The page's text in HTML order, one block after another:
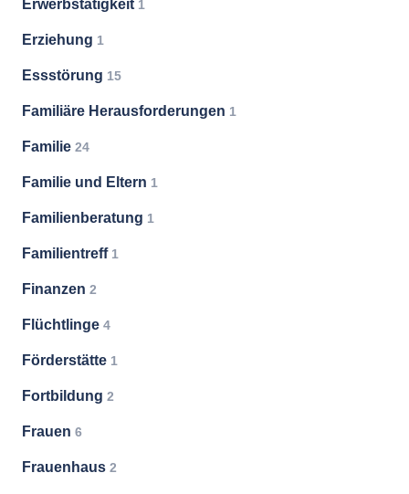
Erwerbstätigkeit 1
Erziehung 1
Essstörung 15
Familiäre Herausforderungen 1
Familie 24
Familie und Eltern 1
Familienberatung 1
Familientreff 1
Finanzen 2
Flüchtlinge 4
Förderstätte 1
Fortbildung 2
Frauen 6
Frauenhaus 2